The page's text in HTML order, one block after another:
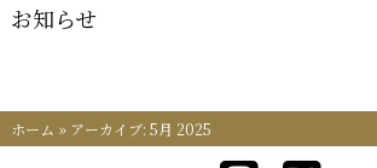
お知らせ
ホーム » アーカイブ: 5月 2025